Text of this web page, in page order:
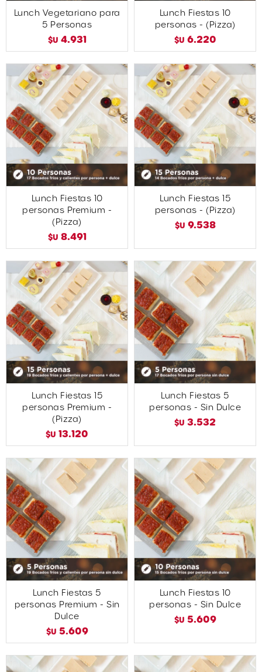
Lunch Vegetariano para
5 Personas
$U 4.931
Lunch Fiestas 10
personas - (Pizza)
$U 6.220
Lunch Fiestas 10
personas Premium -
(Pizza)
$U 8.491
Lunch Fiestas 15
personas - (Pizza)
$U 9.538
Lunch Fiestas 15
personas Premium -
(Pizza)
$U 13.120
Lunch Fiestas 5
personas - Sin Dulce
$U 3.532
Lunch Fiestas 5
personas Premium - Sin
Dulce
$U 5.609
Lunch Fiestas 10
personas - Sin Dulce
$U 5.609